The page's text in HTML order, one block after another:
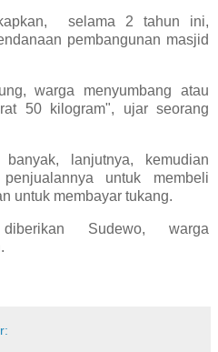
selama 2 tahun ini,
pembangunan masjid
warga menyumbang atau
50 kilogram", ujar seorang
lanjutnya, kemudian
untuk membeli
untuk membayar tukang.
Sudewo, warga